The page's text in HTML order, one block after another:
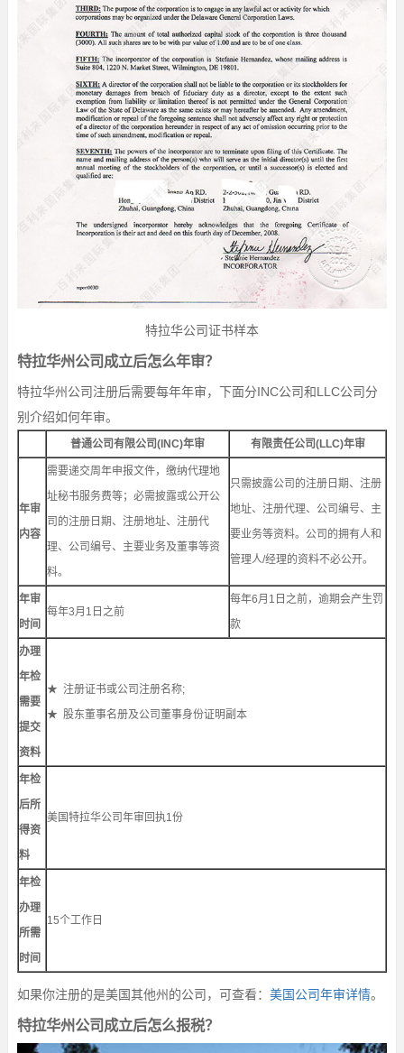
特拉华公司证书样本
特拉华州公司成立后怎么年审？
特拉华州公司注册后需要每年年审，下面分INC公司和LLC公司分
别介绍如何年审。
普通公司有限公司(INC)年审 有限责任公司(LLC)年审
年审
内容
需要递交周年申报文件，缴纳代理地
址秘书服务费等；必需披露或公开公
司的注册日期、注册地址、注册代
理、公司编号、主要业务及董事等资
料。
只需披露公司的注册日期、注册
地址、注册代理、公司编号、主
要业务等资料。公司的拥有人和
管理人/经理的资料不必公开。
年审
时间
每年3月1日之前
每年6月1日之前，逾期会产生罚
款
办理
年检
需要
提交
资料
★ 注册证书或公司注册名称;
★ 股东董事名册及公司董事身份证明副本
年检
后所
得资
料
美国特拉华公司年审回执1份
年检
办理
所需
时间
15个工作日
如果你注册的是美国其他州的公司，可查看： 美国公司年审详情。
特拉华州公司成立后怎么报税？